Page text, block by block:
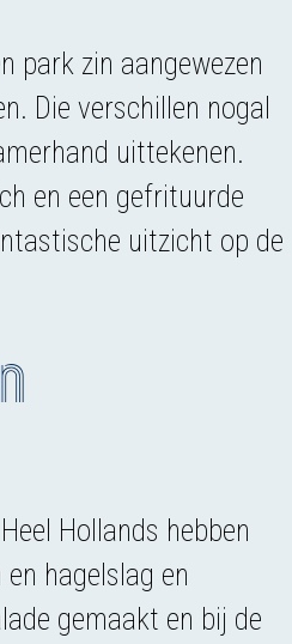
park zin aangewezen
Die verschillen nogal
uittekenen.
en een gefrituurde
uitzicht op de
Hollands hebben
hagelslag en
gemaakt en bij de